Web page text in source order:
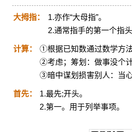
大拇指：
1.亦作“大母指”。
2.通常指手的第一个指头
计算：
①根据已知数通过数学方
②考虑；筹划：做事没个
③暗中谋划损害别人：当心
首先：
1.最先;开头。
2.第一。用于列举事项。